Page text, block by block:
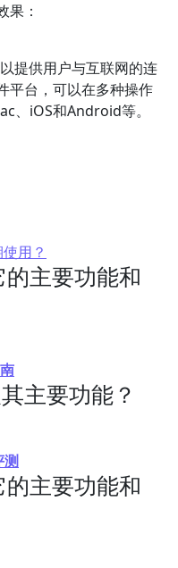
果：
提供用户与互联网的连
平台，可以在多种操作
、iOS和Android等。
用？
主要功能和
主要功能？
测
主要功能和